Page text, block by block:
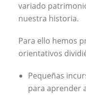
variado
nuestra historia.
Para ello hemos
orientativos
Pequeñas
para aprender